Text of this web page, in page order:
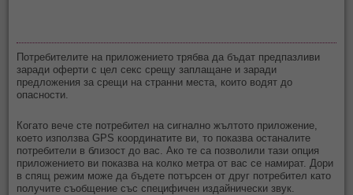
Потребителите на приложението трябва да бъдат предпазливи
заради оферти с цел секс срещу заплащане и заради
предложения за срещи на странни места, които водят до
опасности.
Когато вече сте потребител на сигнално жълтото приложение,
което използва GPS координатите ви, то показва останалите
потребители в близост до вас. Ако те са позволили тази опция
приложението ви показва на колко метра от вас се намират. Дори
в спящ режим може да бъдете потърсен от друг потребител като
получите съобщение със специфичен издайнически звук.